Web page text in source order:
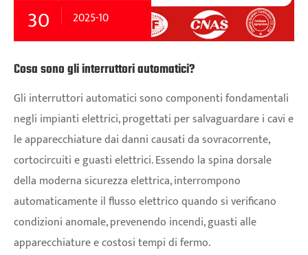
30 2025-10
Cosa sono gli interruttori automatici?
Gli interruttori automatici sono componenti fondamentali
negli impianti elettrici, progettati per salvaguardare i cavi e
le apparecchiature dai danni causati da sovracorrente,
cortocircuiti e guasti elettrici. Essendo la spina dorsale
della moderna sicurezza elettrica, interrompono
automaticamente il flusso elettrico quando si verificano
condizioni anomale, prevenendo incendi, guasti alle
apparecchiature e costosi tempi di fermo.